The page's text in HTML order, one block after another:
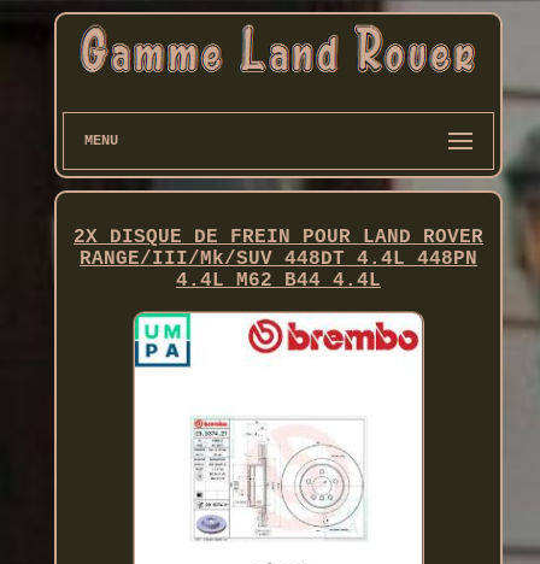
MENU
2X DISQUE DE FREIN POUR LAND ROVER
RANGE/III/Mk/SUV 448DT 4.4L 448PN
4.4L M62 B44 4.4L